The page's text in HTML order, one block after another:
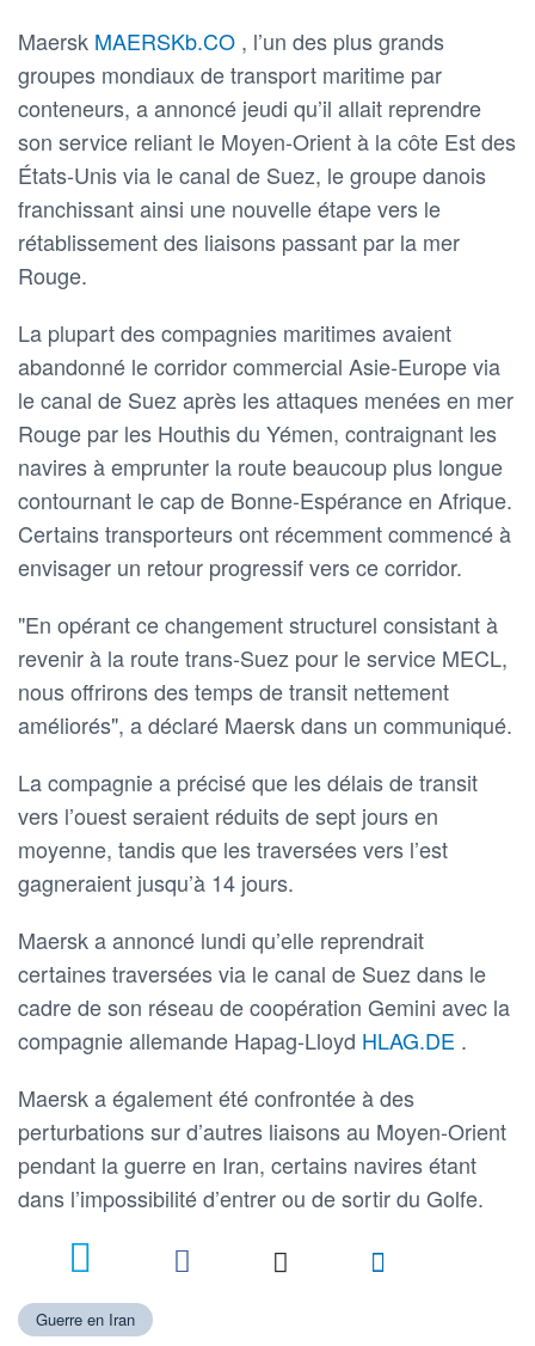
Maersk MAERSKb.CO , l’un des plus grands
groupes mondiaux de transport maritime par
conteneurs, a annoncé jeudi qu’il allait reprendre
son service reliant le Moyen-Orient à la côte Est des
États-Unis via le canal de Suez, le groupe danois
franchissant ainsi une nouvelle étape vers le
rétablissement des liaisons passant par la mer
Rouge.
La plupart des compagnies maritimes avaient
abandonné le corridor commercial Asie-Europe via
le canal de Suez après les attaques menées en mer
Rouge par les Houthis du Yémen, contraignant les
navires à emprunter la route beaucoup plus longue
contournant le cap de Bonne-Espérance en Afrique.
Certains transporteurs ont récemment commencé à
envisager un retour progressif vers ce corridor.
"En opérant ce changement structurel consistant à
revenir à la route trans-Suez pour le service MECL,
nous offrirons des temps de transit nettement
améliorés", a déclaré Maersk dans un communiqué.
La compagnie a précisé que les délais de transit
vers l’ouest seraient réduits de sept jours en
moyenne, tandis que les traversées vers l’est
gagneraient jusqu’à 14 jours.
Maersk a annoncé lundi qu’elle reprendrait
certaines traversées via le canal de Suez dans le
cadre de son réseau de coopération Gemini avec la
compagnie allemande Hapag-Lloyd HLAG.DE .
Maersk a également été confrontée à des
perturbations sur d’autres liaisons au Moyen-Orient
pendant la guerre en Iran, certains navires étant
dans l’impossibilité d’entrer ou de sortir du Golfe.
Guerre en Iran